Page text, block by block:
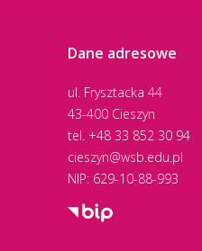
Dane adresowe
ul. Frysztacka 44
43-400 Cieszyn
tel. +48 33 852 30 94
cieszyn@wsb.edu.pl
NIP: 629-10-88-993